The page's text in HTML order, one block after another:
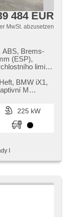
484 EUR
MwSt. abzusetzen
ABS, Brems-
(ESP),
limitu
Leuchten,
erfüllt
palubního
systém (AVM),
bezklíčové
BMW iX1,​
225 kW
I